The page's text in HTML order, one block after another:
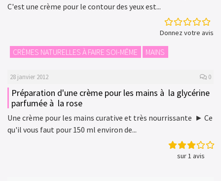
C'est une crème pour le contour des yeux est...
Donnez votre avis
CRÈMES NATURELLES À FAIRE SOI-MÊME MAINS
28 janvier 2012 0
Préparation d'une crème pour les mains à la glycérine
parfumée à la rose
Une crème pour les mains curative et très nourrissante ► Ce
qu'il vous faut pour 150 ml environ de...
sur 1 avis